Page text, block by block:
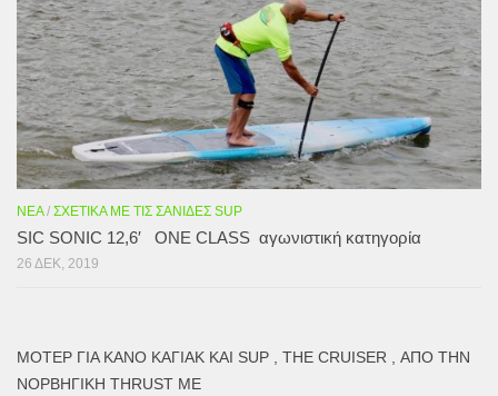
ΝΈΑ/ ΣΧΕΤΙΚΆ ΜΕ ΤΙΣ ΣΑΝΊΔΕΣ SUP
SIC SONIC 12,6′ ONE CLASS αγωνιστική κατηγορία
26 ΔΕΚ, 2019
ΜΟΤΕΡ ΓΙΑ ΚΑΝΌ ΚΑΓΙΑΚ ΚΑΙ SUP , THE CRUISER , ΑΠΌ ΤΗΝ
ΝΟΡΒΗΓΙΚΉ THRUST ME